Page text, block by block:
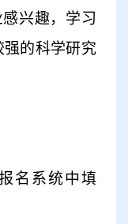
感兴趣，学习
强的科学研究
名系统中填